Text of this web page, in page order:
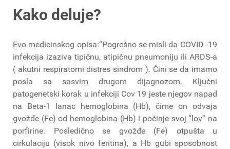
Kako deluje?
Evo medicinskog opisa:“Pogrešno se misli da COVID -19
infekcija izaziva tipičnu, atipičnu pneumoniju ili ARDS-a
( akutni respiratorni distres sindrom ). Čini se da imamo
posla sa sasvim drugom dijagnozom. Ključni
patogenetski korak u infekciji Cov 19 jeste njegov napad
na Beta-1 lanac hemoglobina (Hb), čime on odvaja
gvožđe (Fe) od hemoglobina (Hb) i počinje svoj “lov“ na
porfirine. Posledično se gvožđe (Fe) otpušta u
cirkulaciju (visok nivo feritina), a Hb gubi sposobnost